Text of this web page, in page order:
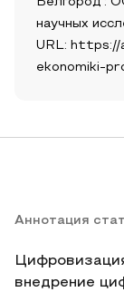
научных
URL:
ekonomiki-
Аннотация
внедрение